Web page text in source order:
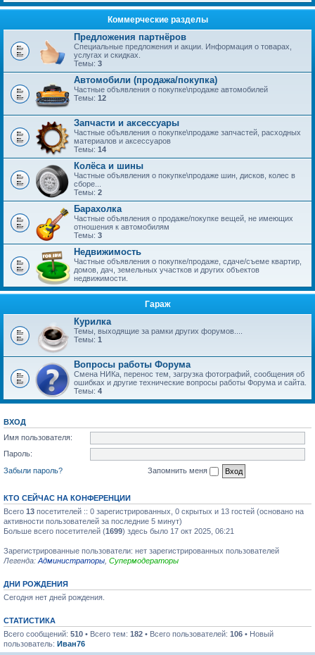
Коммерческие разделы
Предложения партнёров
Специальные предложения и акции. Информация о товарах,
услугах и скидках.
Темы: 3
Автомобили (продажа/покупка)
Частные объявления о покупке\продаже автомобилей
Темы: 12
Запчасти и аксессуары
Частные объявления о покупке\продаже запчастей, расходных
материалов и аксессуаров
Темы: 14
Колёса и шины
Частные объявления о покупке\продаже шин, дисков, колес в
сборе...
Темы: 2
Барахолка
Частные объявления о продаже/покупке вещей, не имеющих
отношения к автомобилям
Темы: 3
Недвижимость
Частные объявления о покупке/продаже, сдаче/съеме квартир,
домов, дач, земельных участков и других объектов
недвижимости.
Гараж
Курилка
Темы, выходящие за рамки других форумов....
Темы: 1
Вопросы работы Форума
Смена НИКа, перенос тем, загрузка фотографий, сообщения об
ошибках и другие технические вопросы работы Форума и сайта.
Темы: 4
ВХОД
Имя пользователя:
Пароль:
Забыли пароль?
Запомнить меня
КТО СЕЙЧАС НА КОНФЕРЕНЦИИ
Всего 13 посетителей :: 0 зарегистрированных, 0 скрытых и 13 гостей (основано на
активности пользователей за последние 5 минут)
Больше всего посетителей (1699) здесь было 17 окт 2025, 06:21
Зарегистрированные пользователи: нет зарегистрированных пользователей
Легенда: Администраторы Супермодераторы
ДНИ РОЖДЕНИЯ
Сегодня нет дней рождения.
СТАТИСТИКА
Всего сообщений: 510 • Всего тем: 182 • Всего пользователей: 106 • Новый
пользователь: Иван76